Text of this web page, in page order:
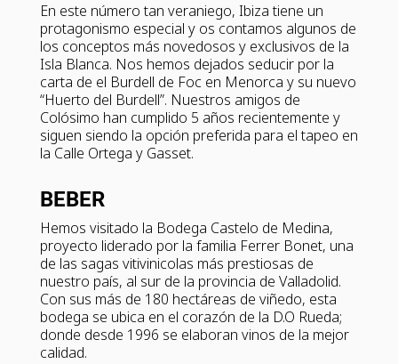
En este número tan veraniego, Ibiza tiene un
protagonismo especial y os contamos algunos de
los conceptos más novedosos y exclusivos de la
Isla Blanca. Nos hemos dejados seducir por la
carta de el Burdell de Foc en Menorca y su nuevo
“Huerto del Burdell”. Nuestros amigos de
Colósimo han cumplido 5 años recientemente y
siguen siendo la opción preferida para el tapeo en
la Calle Ortega y Gasset.
BEBER
Hemos visitado la Bodega Castelo de Medina,
proyecto liderado por la familia Ferrer Bonet, una
de las sagas vitivinicolas más prestiosas de
nuestro país, al sur de la provincia de Valladolid.
Con sus más de 180 hectáreas de viñedo, esta
bodega se ubica en el corazón de la D.O Rueda;
donde desde 1996 se elaboran vinos de la mejor
calidad.